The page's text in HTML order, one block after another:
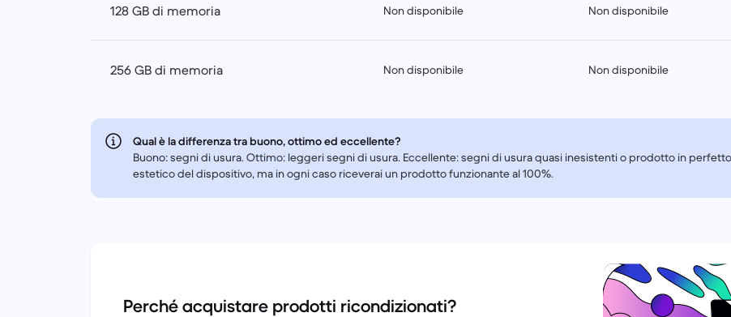
128 GB di memoria Non disponibile Non disponibile
256 GB di memoria Non disponibile Non disponibile
Qual è la differenza tra buono, ottimo ed eccellente?
Buono: segni di usura. Ottimo: leggeri segni di usura. Eccellente: segni di usura quasi inesistenti o prodotto in
estetico del dispositivo, ma in ogni caso riceverai un prodotto funzionante al 100%.
Perché acquistare prodotti ricondizionati?